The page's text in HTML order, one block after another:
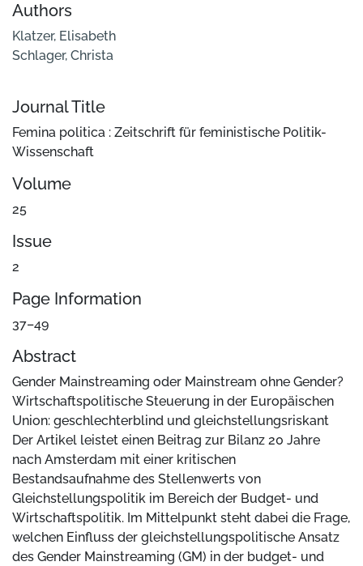
Authors
Klatzer, Elisabeth
Schlager, Christa
Journal Title
Femina politica : Zeitschrift für feministische Politik-
Wissenschaft
Volume
25
Issue
2
Page Information
37–49
Abstract
Gender Mainstreaming oder Mainstream ohne Gender?
Wirtschaftspolitische Steuerung in der Europäischen
Union: geschlechterblind und gleichstellungsriskant
Der Artikel leistet einen Beitrag zur Bilanz 20 Jahre
nach Amsterdam mit einer kritischen
Bestandsaufnahme des Stellenwerts von
Gleichstellungspolitik im Bereich der Budget- und
Wirtschaftspolitik. Im Mittelpunkt steht dabei die Frage,
welchen Einfluss der gleichstellungspolitische Ansatz
des Gender Mainstreaming (GM) in der budget- und